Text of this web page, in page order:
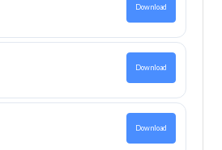
Download
Download
Download